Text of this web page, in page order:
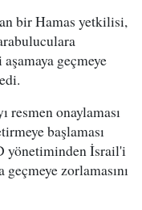
bir Hamas yetkilisi,
geçmeye
onaylaması
başlaması
yönetiminden İsrail'i
zorlamasını